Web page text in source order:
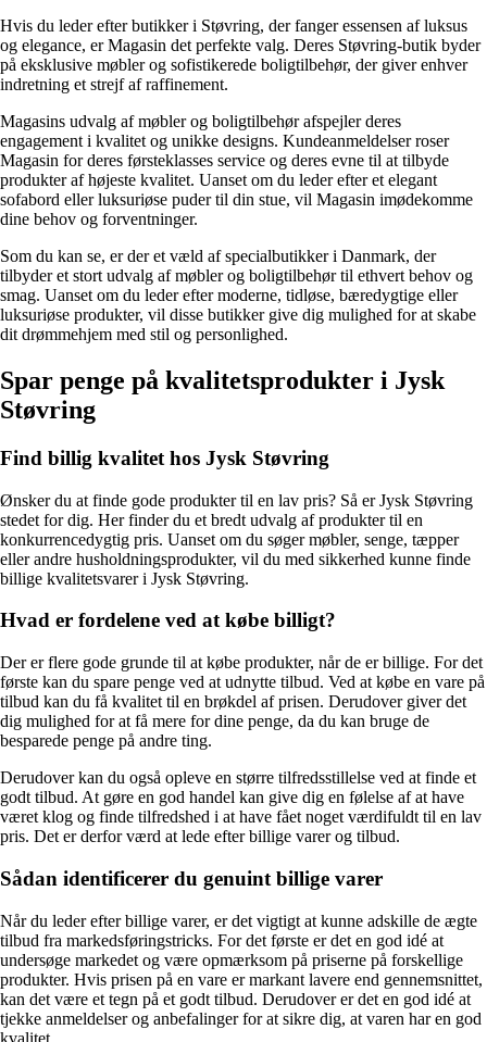
Hvis du leder efter butikker i Støvring, der fanger essensen af luksus
og elegance, er Magasin det perfekte valg. Deres Støvring-butik byder
på eksklusive møbler og sofistikerede boligtilbehør, der giver enhver
indretning et strejf af raffinement.
Magasins udvalg af møbler og boligtilbehør afspejler deres
engagement i kvalitet og unikke designs. Kundeanmeldelser roser
Magasin for deres førsteklasses service og deres evne til at tilbyde
produkter af højeste kvalitet. Uanset om du leder efter et elegant
sofabord eller luksuriøse puder til din stue, vil Magasin imødekomme
dine behov og forventninger.
Som du kan se, er der et væld af specialbutikker i Danmark, der
tilbyder et stort udvalg af møbler og boligtilbehør til ethvert behov og
smag. Uanset om du leder efter moderne, tidløse, bæredygtige eller
luksuriøse produkter, vil disse butikker give dig mulighed for at skabe
dit drømmehjem med stil og personlighed.
Spar penge på kvalitetsprodukter i Jysk
Støvring
Find billig kvalitet hos Jysk Støvring
Ønsker du at finde gode produkter til en lav pris? Så er Jysk Støvring
stedet for dig. Her finder du et bredt udvalg af produkter til en
konkurrencedygtig pris. Uanset om du søger møbler, senge, tæpper
eller andre husholdningsprodukter, vil du med sikkerhed kunne finde
billige kvalitetsvarer i Jysk Støvring.
Hvad er fordelene ved at købe billigt?
Der er flere gode grunde til at købe produkter, når de er billige. For det
første kan du spare penge ved at udnytte tilbud. Ved at købe en vare på
tilbud kan du få kvalitet til en brøkdel af prisen. Derudover giver det
dig mulighed for at få mere for dine penge, da du kan bruge de
besparede penge på andre ting.
Derudover kan du også opleve en større tilfredsstillelse ved at finde et
godt tilbud. At gøre en god handel kan give dig en følelse af at have
været klog og finde tilfredshed i at have fået noget værdifuldt til en lav
pris. Det er derfor værd at lede efter billige varer og tilbud.
Sådan identificerer du genuint billige varer
Når du leder efter billige varer, er det vigtigt at kunne adskille de ægte
tilbud fra markedsføringstricks. For det første er det en god idé at
undersøge markedet og være opmærksom på priserne på forskellige
produkter. Hvis prisen på en vare er markant lavere end gennemsnittet,
kan det være et tegn på et godt tilbud. Derudover er det en god idé at
tjekke anmeldelser og anbefalinger for at sikre dig, at varen har en god
kvalitet.